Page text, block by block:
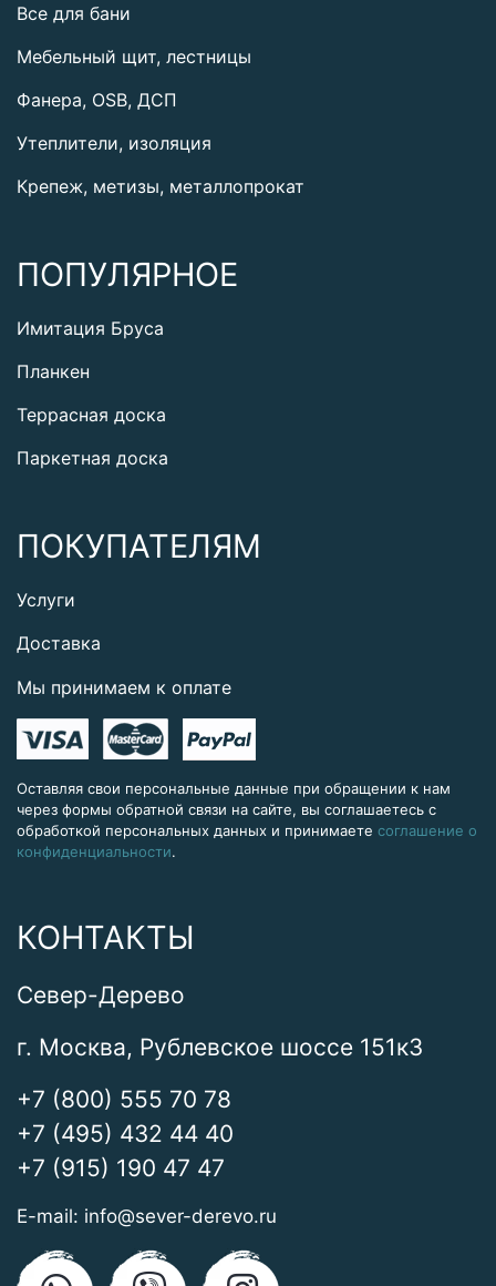
Все для бани
Мебельный щит, лестницы
Фанера, OSB, ДСП
Утеплители, изоляция
Крепеж, метизы, металлопрокат
ПОПУЛЯРНОЕ
Имитация Бруса
Планкен
Террасная доска
Паркетная доска
ПОКУПАТЕЛЯМ
Услуги
Доставка
Мы принимаем к оплате
Оставляя свои персональные данные при обращении к нам
через формы обратной связи на сайте, вы соглашаетесь с
обработкой персональных данных и принимаете соглашение о
конфиденциальности.
КОНТАКТЫ
Север-Дерево
г. Москва, Рублевское шоссе 151к3
+7 (800) 555 70 78
+7 (495) 432 44 40
+7 (915) 190 47 47
E-mail: info@sever-derevo.ru